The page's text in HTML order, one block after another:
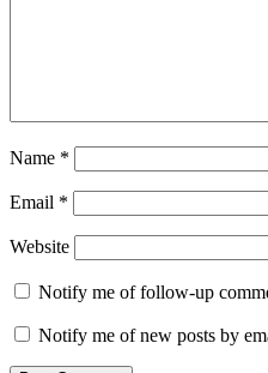
Name *
Email *
Website
Notify me of follow-up
Notify me of new posts by